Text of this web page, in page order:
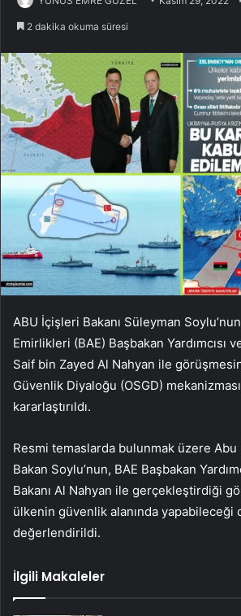
2 dakika okuma süresi
ABU İçişleri Bakanı Süleyman
Emirlikleri (BAE) Başbakan Yardımcısı
Saif bin Zayed Al Nahyan ile
Güvenlik Diyaloğu (OSGD)
kararlaştırıldı.
Resmi temaslarda bulunmak üzere Abu
Bakan Soylu’nun, BAE Başbakan
Bakanı Al Nahyan ile gerçekleştirdiği
ülkenin güvenlik alanında yapabileceği
değerlendirildi.
İlgili Makaleler